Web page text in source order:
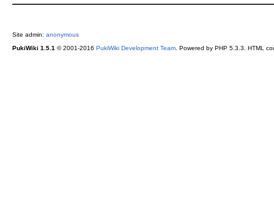
Site admin: anonymous
PukiWiki 1.5.1© 2001-2016 PukiWiki Development Team. Powered by PHP 5.3.3. HTML